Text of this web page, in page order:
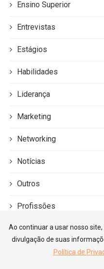
Ensino Superior
Entrevistas
Estágios
Habilidades
Liderança
Marketing
Networking
Notícias
Outros
Profissões
Recrutamento
Resolução de Problemas
Ao continuar a usar nosso
divulgação de suas
Política de